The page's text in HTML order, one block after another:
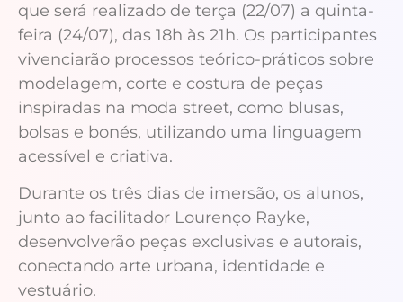
que será realizado de terça (22/07) a quinta-
feira (24/07), das 18h às 21h. Os participantes
vivenciarão processos teórico-práticos sobre
modelagem, corte e costura de peças
inspiradas na moda street, como blusas,
bolsas e bonés, utilizando uma linguagem
acessível e criativa.
Durante os três dias de imersão, os alunos,
junto ao facilitador Lourenço Rayke,
desenvolverão peças exclusivas e autorais,
conectando arte urbana, identidade e
vestuário.